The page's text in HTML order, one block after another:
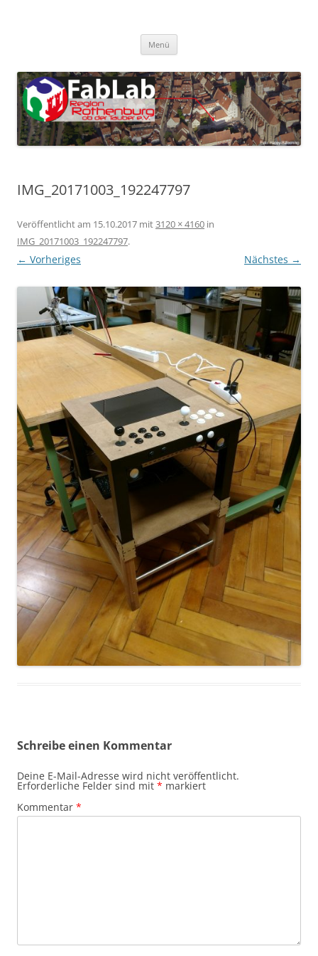
Menü
IMG_20171003_192247797
Veröffentlicht am 15.10.2017 mit3120 × 4160 in
IMG_20171003_192247797.
← Vorheriges Nächstes →
Schreibe einen Kommentar
Deine E-Mail-Adresse wird nicht veröffentlicht.
Erforderliche Felder sind mit * markiert
Kommentar *